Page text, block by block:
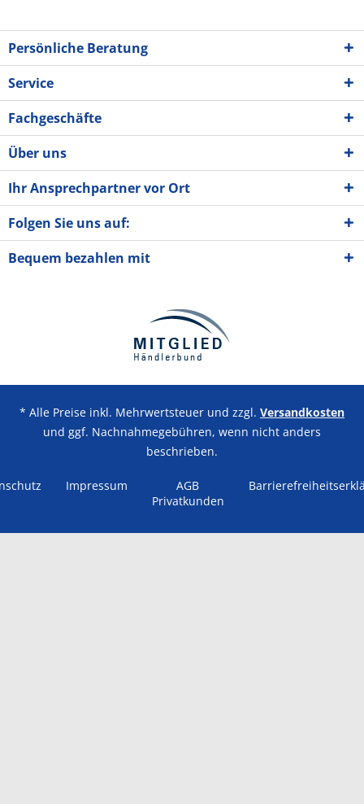
Persönliche Beratung
Service
Fachgeschäfte
Über uns
Ihr Ansprechpartner vor Ort
Folgen Sie uns auf:
Bequem bezahlen mit
* Alle Preise inkl. Mehrwertsteuer und zzgl. Versandkosten
und ggf. Nachnahmegebühren, wenn nicht anders
beschrieben.
Impressum
AGB
Privatkunden